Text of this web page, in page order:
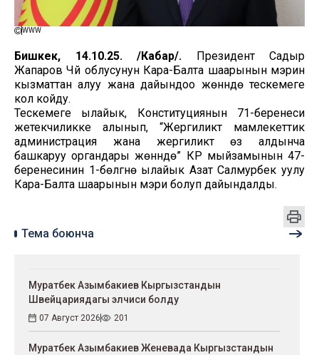
WWW
Бишкек, 14.10.25. /Кабар/. Президент Садыр
Жапаров Чүй облусунун Кара-Балта шаарынын мэрин
кызматтан алуу жана дайындоо жөнүндө тескемеге
кол койду.
Тескемеге ылайык, Конституциянын 71-беренеси
жетекчиликке алынып, “Жергиликтүү мамлекеттик
администрация жана жергиликтүү өз алдынча
башкаруу органдары жөнүндө” КР мыйзамынын 47-
беренесинин 1-бөлүгүнө ылайык Азат Салмурбек уулу
Кара-Балта шаарынын мэри болуп дайындалды.
Тема боюнча
Муратбек Азымбакиев Кыргызстандын
Швейцариядагы элчиси болду
07 Август 2026 201
Муратбек Азымбакиев Женевада Кыргызстандын